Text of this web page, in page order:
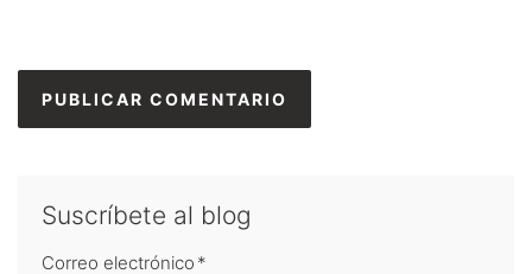
Suscríbete al blog
Correo electrónico *